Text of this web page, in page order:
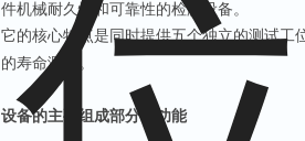
件机械耐久性和可靠性的检测设备。
它的核心特点是 同时提供五个独立的测试工
的寿命测试。
设备的主要组成部分和功能